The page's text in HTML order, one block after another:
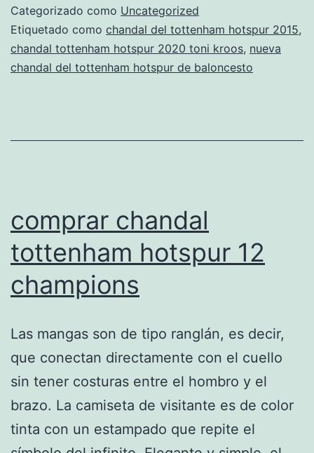
hotspur
con
nombre
Categorizado como Uncategorized
Etiquetado como chandal del tottenham hotspur 2015,
chandal tottenham hotspur 2020 toni kroos, nueva
chandal del tottenham hotspur de baloncesto
comprar chandal
tottenham hotspur 12
champions
Las mangas son de tipo ranglán, es decir,
que conectan directamente con el cuello
sin tener costuras entre el hombro y el
brazo. La camiseta de visitante es de color
tinta con un estampado que repite el